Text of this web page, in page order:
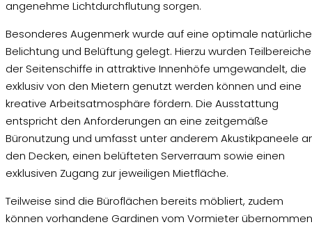
angenehme Lichtdurchflutung sorgen.
Besonderes Augenmerk wurde auf eine optimale natürliche
Belichtung und Belüftung gelegt. Hierzu wurden Teilbereiche
der Seitenschiffe in attraktive Innenhöfe umgewandelt, die
exklusiv von den Mietern genutzt werden können und eine
kreative Arbeitsatmosphäre fördern. Die Ausstattung
entspricht den Anforderungen an eine zeitgemäße
Büronutzung und umfasst unter anderem Akustikpaneele
den Decken, einen belüfteten Serverraum sowie einen
exklusiven Zugang zur jeweiligen Mietfläche.
Teilweise sind die Büroflächen bereits möbliert, zudem
können vorhandene Gardinen vom Vormieter übernommen